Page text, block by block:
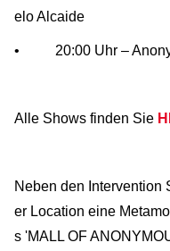
elo Alcaide
• 20:00 Uhr –
Alle Shows finden Sie
Neben den Intervention
er Location eine
s 'MALL OF